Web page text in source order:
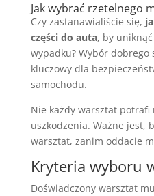
Jak wybrać rzetelnego
Czy zastanawialiście się,
części do auta, by
wypadku? Wybór
kluczowy dla
samochodu.
Nie każdy warsztat
uszkodzenia. Ważne jest,
warsztat, zanim oddacie
Kryteria wyboru
Doświadczony warsztat